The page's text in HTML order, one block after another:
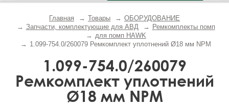
Главная Товары
ОБОРУДОВАНИЕ
Запчасти, комплектующие для АВД
Ремкомплекты помп
для помп HAWK
1.099-754.0/260079 Ремкомплект уплотнений Ø18 мм NPM
1.099-754.0/260079
Ремкомплект уплотнений
Ø18 мм NPM